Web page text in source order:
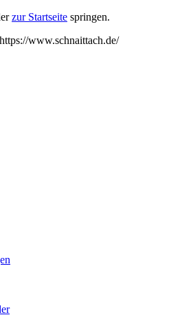
zur Startseite springen.
www.schnaittach.de/